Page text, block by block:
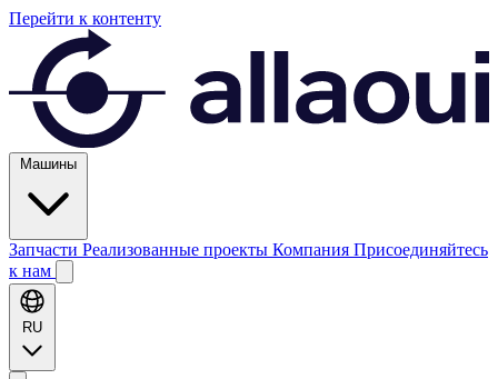
Перейти к контенту
Машины
Запчасти Реализованные проекты Компания Присоединяйтесь
к нам
RU